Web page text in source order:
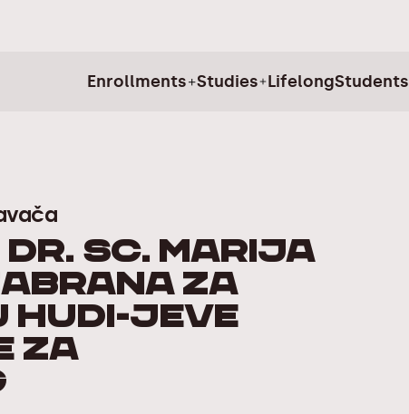
Enrollments Studies LifelongStudents
dr. sc. Marija
za
jeve
za